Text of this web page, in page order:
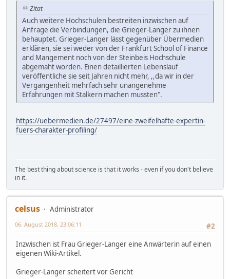
Zitat
Auch weitere Hochschulen bestreiten inzwischen auf
Anfrage die Verbindungen, die Grieger-Langer zu ihnen
behauptet. Grieger-Langer lässt gegenüber Übermedien
erklären, sie sei weder von der Frankfurt School of Finance
and Mangement noch von der Steinbeis Hochschule
abgemaht worden. Einen detaillierten Lebenslauf
veröffentliche sie seit Jahren nicht mehr, ,,da wir in der
Vergangenheit mehrfach sehr unangenehme
Erfahrungen mit Stalkern machen mussten".
https://uebermedien.de/27497/eine-zweifelhafte-expertin-
fuers-charakter-profiling/
The best thing about science is that it works - even if you don't believe
in it.
celsus
Administrator
#2
06. August 2018, 23:06:11
Inzwischen ist Frau Grieger-Langer eine Anwärterin auf einen
eigenen Wiki-Artikel.
Grieger-Langer scheitert vor Gericht